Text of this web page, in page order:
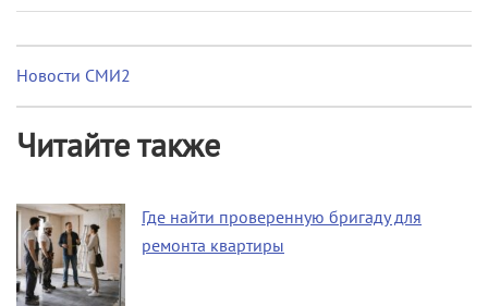
Новости СМИ2
Читайте также
Где найти проверенную бригаду для
ремонта квартиры